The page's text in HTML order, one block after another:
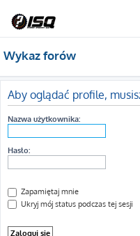
Wykaz forów
Aby oglądać profile,
Nazwa użytkownika:
Hasło:
Zapamiętaj mnie
Ukryj mój status podczas tej sesji